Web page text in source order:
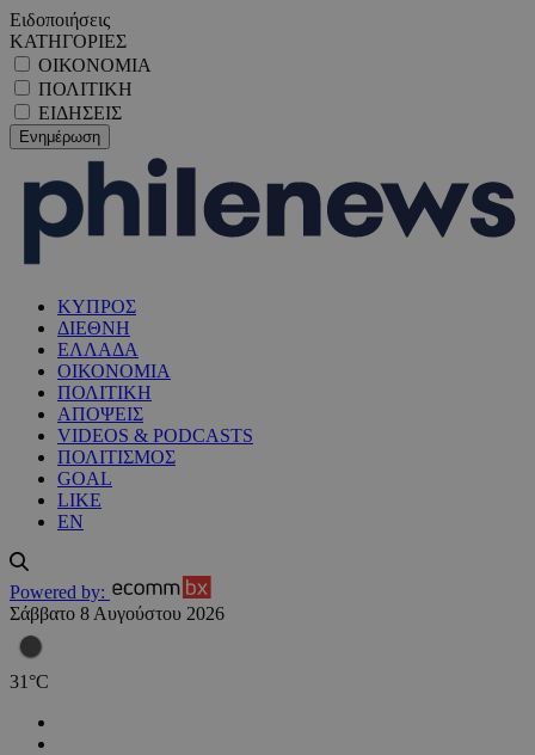
Ειδοποιήσεις
ΚΑΤΗΓΟΡΙΕΣ
ΟΙΚΟΝΟΜΙΑ
ΠΟΛΙΤΙΚΗ
ΕΙΔΗΣΕΙΣ
ΚΥΠΡΟΣ
ΔΙΕΘΝΗ
ΕΛΛΑΔΑ
ΟΙΚΟΝΟΜΙΑ
ΠΟΛΙΤΙΚΗ
ΑΠΟΨΕΙΣ
VIDEOS & PODCASTS
ΠΟΛΙΤΙΣΜΟΣ
GOAL
LIKE
EN
Powered by:
Σάββατο 8 Αυγούστου 2026
31 °C